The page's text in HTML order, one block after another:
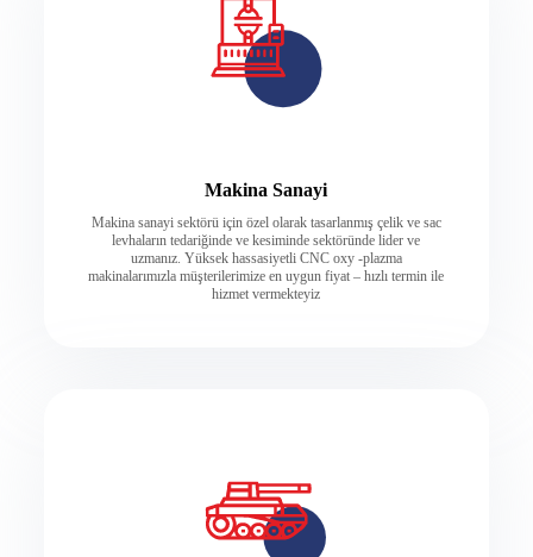
Makina Sanayi
Makina sanayi sektörü için özel olarak tasarlanmış çelik ve sac
levhaların tedariğinde ve kesiminde sektöründe lider ve
uzmanız. Yüksek hassasiyetli CNC oxy -plazma
makinalarımızla müşterilerimize en uygun fiyat – hızlı termin ile
hizmet vermekteyiz